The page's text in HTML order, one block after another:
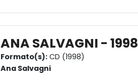
ANA SALVAGNI - 1998
Formato(s): CD (1998)
Ana Salvagni